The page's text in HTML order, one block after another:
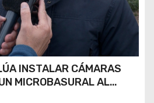
INSTALAR CÁMARAS
MICROBASURAL AL